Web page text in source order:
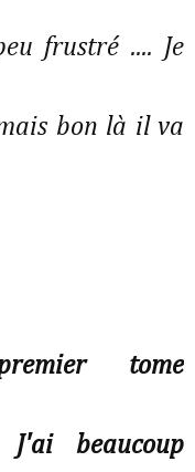
frustré .... Je
bon là il va
tome
J'ai beaucoup